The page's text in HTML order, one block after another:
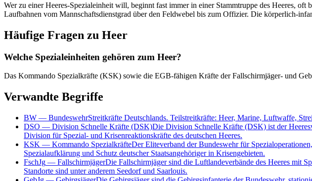
Wer zu einer Heeres-Spezialeinheit will, beginnt fast immer in einer Stammtruppe des Heeres,
Laufbahnen vom Mannschaftsdienstgrad über den Feldwebel bis zum Offizier. Die körperlich-
Häufige Fragen zu Heer
Welche Spezialeinheiten gehören zum Heer?
Das Kommando Spezialkräfte (KSK) sowie die EGB-fähigen Kräfte der Fallschirmjäger- und
Verwandte Begriffe
BW — BundeswehrStreitkräfte Deutschlands. Teilstreitkräfte: Heer, Marine, Luftwaffe,
DSO — Division Schnelle Kräfte (DSK)Die Division Schnelle Kräfte (DSK) ist der
Division für Spezial- und Krisenreaktionskräfte des deutschen Heeres.
KSK — Kommando SpezialkräfteDer Eliteverband der Bundeswehr für
Spezialaufklärung und Schutz deutscher Staatsangehöriger in Krisengebieten.
FschJg — FallschirmjägerDie Fallschirmjäger sind die Luftlandeverbände des Heeres mit
Standorte sind unter anderem Seedorf und Saarlouis.